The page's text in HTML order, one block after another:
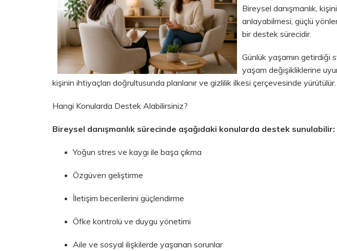
Bireysel danışmanlık,
anlayabilmesi, güçlü
bir destek sürecidir.
Günlük yaşamın getirdiği
yaşam değişikliklerine
kişinin ihtiyaçları doğrultusunda planlanır ve gizlilik ilkesi çerçevesinde yürütülür.
Hangi Konularda Destek Alabilirsiniz?
Bireysel danışmanlık sürecinde aşağıdaki konularda destek sunulabilir:
Yoğun stres ve kaygı ile başa çıkma
Özgüven geliştirme
İletişim becerilerini güçlendirme
Öfke kontrolü ve duygu yönetimi
Aile ve sosyal ilişkilerde yaşanan sorunlar